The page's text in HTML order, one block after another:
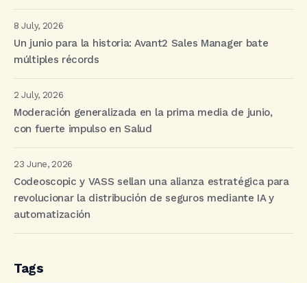
8 July, 2026
Un junio para la historia: Avant2 Sales Manager bate
múltiples récords
2 July, 2026
Moderación generalizada en la prima media de junio,
con fuerte impulso en Salud
23 June, 2026
Codeoscopic y VASS sellan una alianza estratégica para
revolucionar la distribución de seguros mediante IA y
automatización
Tags